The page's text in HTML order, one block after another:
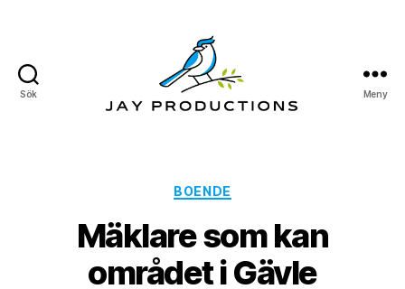
Sök Meny
Kategorier
BOENDE
Mäklare som kan
området i Gävle